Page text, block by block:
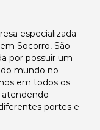
especializada
Socorro, São
por possuir um
mundo no
em todos os
atendendo
portes e